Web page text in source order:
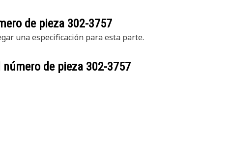
de pieza 302-3757
una especificación para esta parte.
de pieza 302-3757